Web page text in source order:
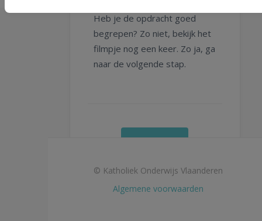
Heb je de opdracht goed
begrepen? Zo niet, bekijk het
filmpje nog een keer. Zo ja, ga
naar de volgende stap.
© Katholiek Onderwijs Vlaanderen
Algemene voorwaarden